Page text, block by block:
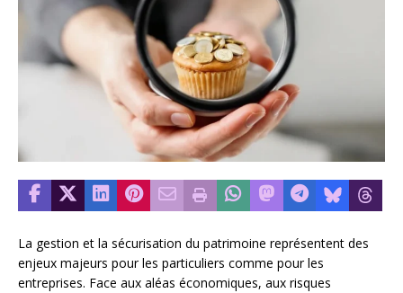
La gestion et la sécurisation du patrimoine représentent des
enjeux majeurs pour les particuliers comme pour les
entreprises. Face aux aléas économiques, aux risques